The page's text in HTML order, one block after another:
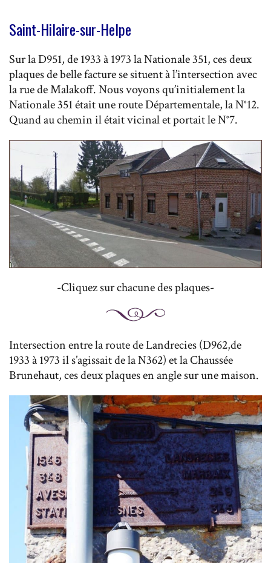
Saint-Hilaire-sur-Helpe
Sur la D951, de 1933 à 1973 la Nationale 351, ces deux
plaques de belle facture se situent à l’intersection avec
la rue de Malakoff. Nous voyons qu’initialement la
Nationale 351 était une route Départementale, la N°12.
Quand au chemin il était vicinal et portait le N°7.
-Cliquez sur chacune des plaques-
Intersection entre la route de Landrecies (D962,de
1933 à 1973 il s’agissait de la N362) et la Chaussée
Brunehaut, ces deux plaques en angle sur une maison.